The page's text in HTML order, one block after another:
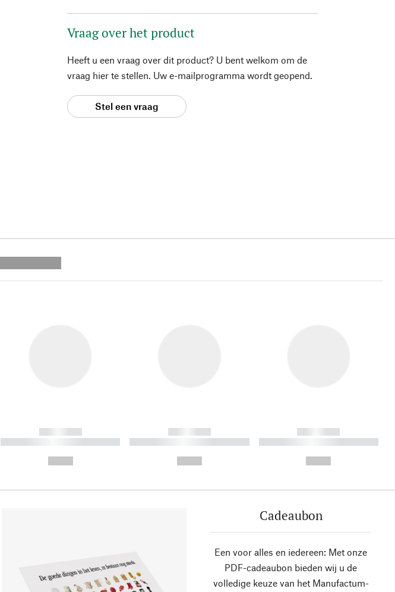
Vraag over het product
Heeft u een vraag over dit product? U bent welkom om de
vraag hier te stellen. Uw e-mailprogramma wordt geopend.
Stel een vraag
------------
----------- ----------- ----------
------------
----------- ----------- ----------
------------
----------- ----------- ----------
Cadeaubon
Een voor alles en iedereen: Met onze
PDF-cadeaubon bieden wij u de
volledige keuze van het Manufactum-